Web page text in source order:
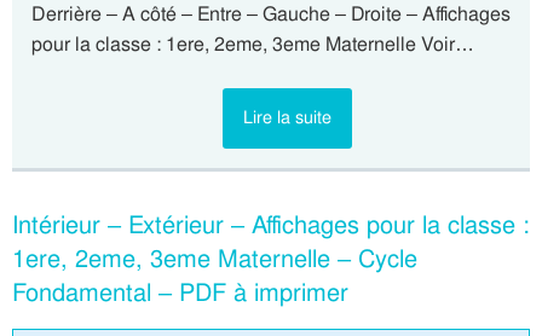
Derrière – A côté – Entre – Gauche – Droite – Affichages
pour la classe : 1ere, 2eme, 3eme Maternelle Voir…
Lire la suite
Intérieur – Extérieur – Affichages pour la classe :
1ere, 2eme, 3eme Maternelle – Cycle
Fondamental – PDF à imprimer